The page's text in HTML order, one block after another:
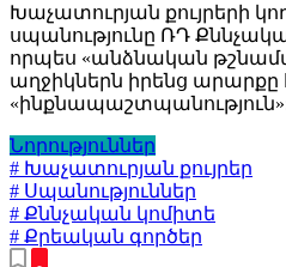
Խաչատուրյան քույրերի
սպանությունը ՌԴ
որպես «անձնական
աղջիկներն իրենց արարքը
Նորություններ
# Խաչատուրյան քույրեր
# Սպանություններ
# Քննչական կոմիտե
# Քրեական գործեր